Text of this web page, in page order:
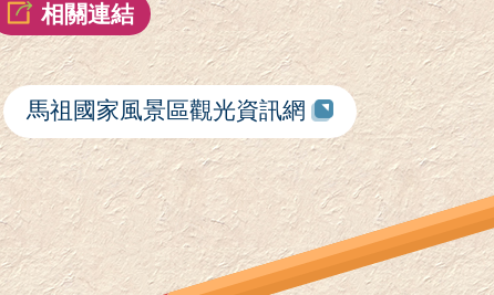
相關連結
馬祖國家風景區觀光資訊網